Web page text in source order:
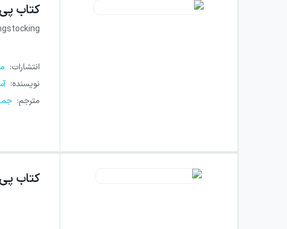
کتاب
انتشارات:
نویسنده:
مترجم:
کتاب